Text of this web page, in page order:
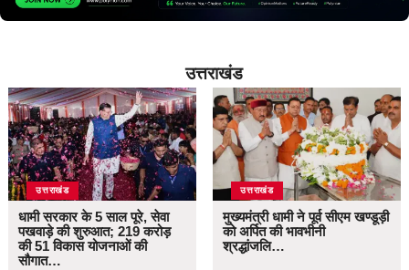
उत्तराखंड
उत्तराखंड
धामी सरकार के 5 साल पूरे, सेवा
पखवाड़े की शुरुआत; 219 करोड़
की 51 विकास योजनाओं की
सौगात…
उत्तराखंड
मुख्यमंत्री धामी ने पूर्व सीएम खण्डूड़ी
को अर्पित की भावभीनी
श्रद्धांजलि…